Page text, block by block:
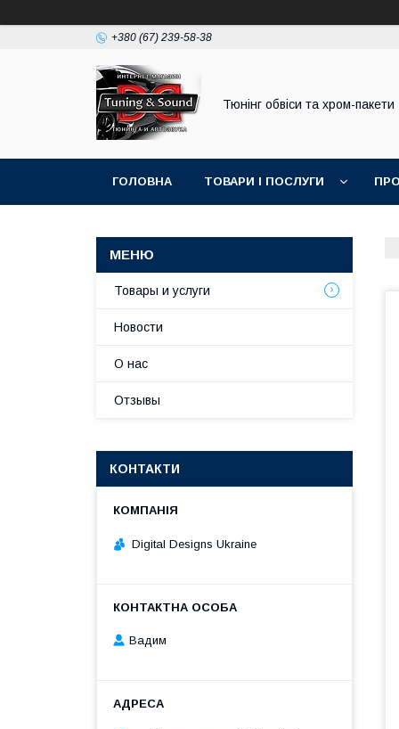
+380 (67) 239-58-38
Тюнінг обвіси та хром-пакети
ГОЛОВНА ТОВАРИ І ПОСЛУГИ
Товары и услуги
Новости
О нас
Отзывы
КОНТАКТИ
Digital Designs Ukraine
Вадим